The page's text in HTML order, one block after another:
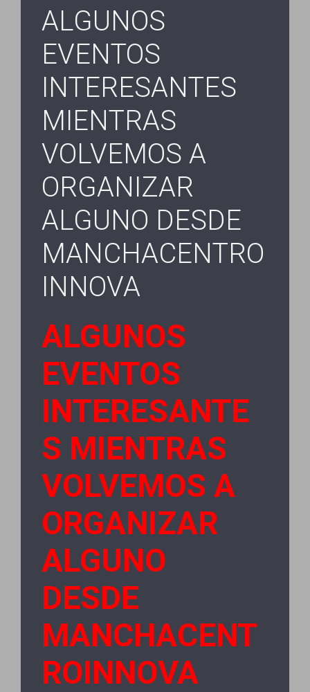
ALGUNOS
EVENTOS
INTERESANTES
MIENTRAS
VOLVEMOS A
ORGANIZAR
ALGUNO DESDE
MANCHACENTRO
INNOVA
ALGUNOS
EVENTOS
INTERESANTE
S MIENTRAS
VOLVEMOS A
ORGANIZAR
ALGUNO
DESDE
MANCHACENT
ROINNOVA